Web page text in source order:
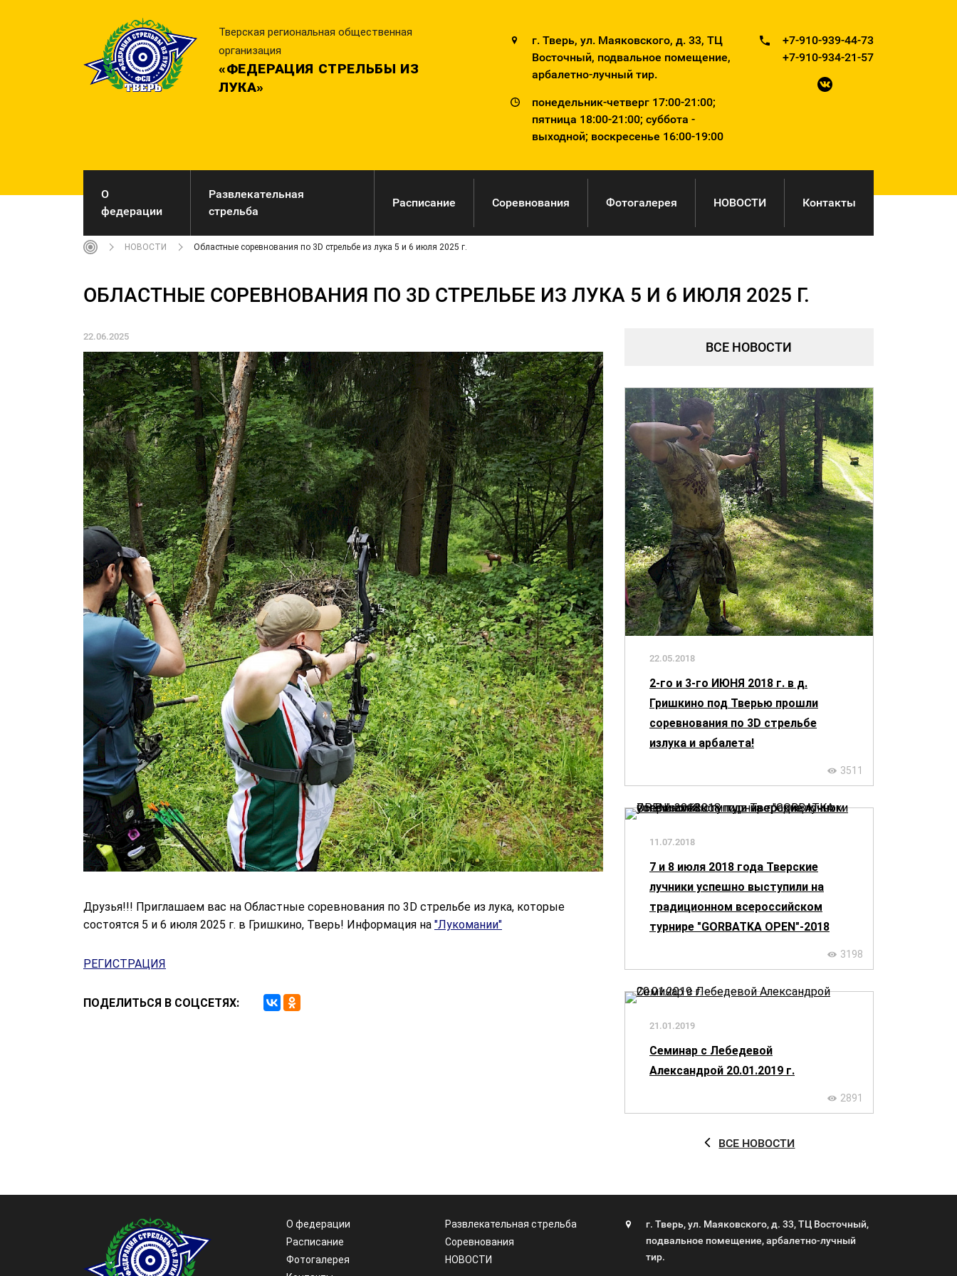
Тверская региональная общественная
организация
«ФЕДЕРАЦИЯ СТРЕЛЬБЫ ИЗ
ЛУКА»
г. Тверь, ул. Маяковского, д. 33, ТЦ
Восточный, подвальное помещение,
арбалетно-лучный тир.
понедельник-четверг 17:00-21:00;
пятница 18:00-21:00; суббота -
выходной; воскресенье 16:00-19:00
+7-910-939-44-73
+7-910-934-21-57
О
федерации
Развлекательная
стрельба
Расписание Соревнования Фотогалерея НОВОСТИ Контакты
НОВОСТИ Областные соревнования по 3D стрельбе из лука 5 и 6 июля 2025 г.
ОБЛАСТНЫЕ СОРЕВНОВАНИЯ ПО 3D СТРЕЛЬБЕ ИЗ ЛУКА 5 И 6 ИЮЛЯ 2025 Г.
22.06.2025
Друзья!!! Приглашаем вас на Областные соревнования по 3D стрельбе из лука, которые
состоятся 5 и 6 июля 2025 г. в Гришкино, Тверь! Информация на "Лукомании"
РЕГИСТРАЦИЯ
ПОДЕЛИТЬСЯ В СОЦСЕТЯХ:
ВСЕ НОВОСТИ
22.05.2018
2-го и 3-го ИЮНЯ 2018 г. в д.
Гришкино под Тверью прошли
соревнования по 3D стрельбе
излука и арбалета!
3511
11.07.2018
7 и 8 июля 2018 года Тверские
лучники успешно выступили на
традиционном всероссийском
турнире "GORBATKA OPEN"-2018
3198
21.01.2019
Семинар с Лебедевой
Александрой 20.01.2019 г.
2891
ВСЕ НОВОСТИ
О федерации
Развлекательная стрельба
Расписание
Соревнования
Фотогалерея
НОВОСТИ
г. Тверь, ул. Маяковского, д. 33, ТЦ Восточный,
подвальное помещение, арбалетно-лучный
тир.